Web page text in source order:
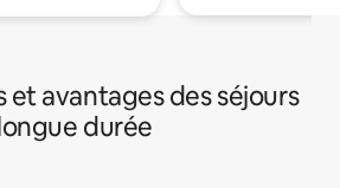
et avantages des séjours
durée